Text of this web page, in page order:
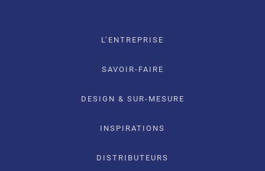
L’ENTREPRISE
SAVOIR-FAIRE
DESIGN & SUR-MESURE
INSPIRATIONS
DISTRIBUTEURS